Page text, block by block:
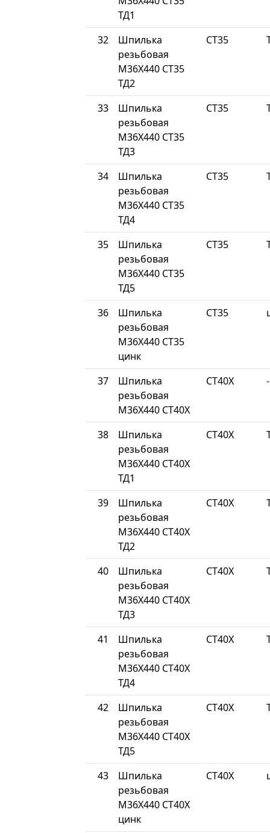
ТД1
32
Шпилька
резьбовая
М36Х440 СТ35
ТД2
СТ35
33
Шпилька
резьбовая
М36Х440 СТ35
ТД3
СТ35
34
Шпилька
резьбовая
М36Х440 СТ35
ТД4
СТ35
35
Шпилька
резьбовая
М36Х440 СТ35
ТД5
СТ35
36
Шпилька
резьбовая
М36Х440 СТ35
цинк
СТ35
37
Шпилька
резьбовая
М36Х440 СТ40Х
СТ40Х -
38
Шпилька
резьбовая
М36Х440 СТ40Х
ТД1
СТ40Х
39
Шпилька
резьбовая
М36Х440 СТ40Х
ТД2
СТ40Х
40
Шпилька
резьбовая
М36Х440 СТ40Х
ТД3
СТ40Х
41
Шпилька
резьбовая
М36Х440 СТ40Х
ТД4
СТ40Х
42
Шпилька
резьбовая
М36Х440 СТ40Х
ТД5
СТ40Х
43
Шпилька
резьбовая
М36Х440 СТ40Х
цинк
СТ40Х